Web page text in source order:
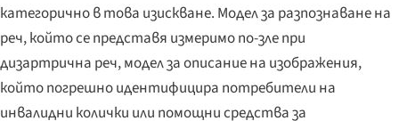
категорично в това изискване. Модел за разпознаване на
реч, който се представя измеримо по-зле при
дизартрична реч, модел за описание на изображения,
който погрешно идентифицира потребители на
инвалидни колички или помощни средства за